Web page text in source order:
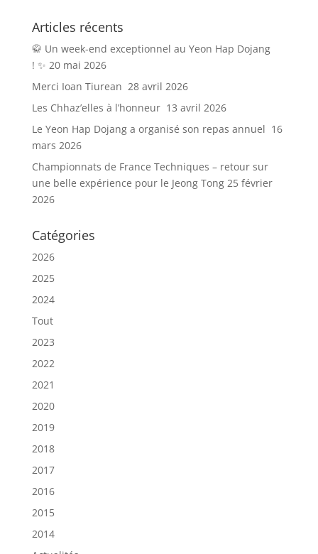
Articles récents
🥋 Un week-end exceptionnel au Yeon Hap Dojang
! ✨ 20 mai 2026
Merci Ioan Tiurean 28 avril 2026
Les Chhaz’elles à l’honneur 13 avril 2026
Le Yeon Hap Dojang a organisé son repas annuel 16
mars 2026
Championnats de France Techniques – retour sur
une belle expérience pour le Jeong Tong 25 février
2026
Catégories
2026
2025
2024
Tout
2023
2022
2021
2020
2019
2018
2017
2016
2015
2014